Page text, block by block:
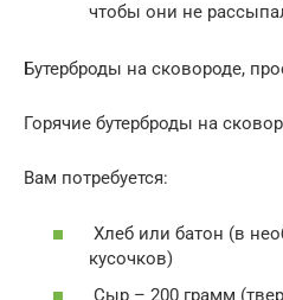
чтобы они не
Бутерброды на сковороде,
Горячие бутерброды на
Вам потребуется:
Хлеб или батон (в
кусочков)
Сыр – 200 грамм